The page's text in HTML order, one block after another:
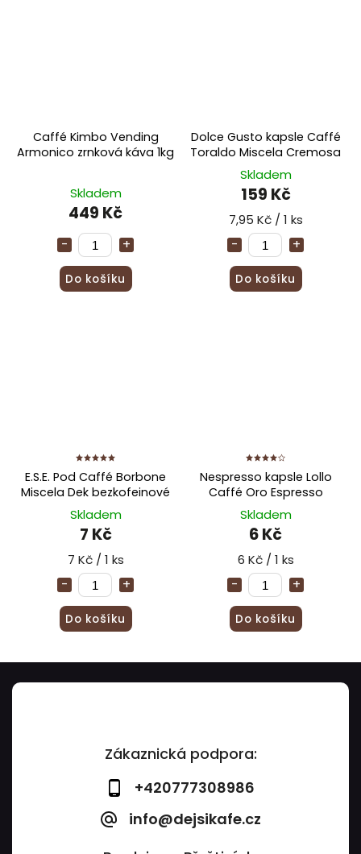
Caffé Kimbo Vending
Armonico zrnková káva 1kg
Skladem
449 Kč
Do košíku
Dolce Gusto kapsle Caffé
Toraldo Miscela Cremosa
Skladem
159 Kč
7,95 Kč / 1 ks
Do košíku
E.S.E. Pod Caffé Borbone
Miscela Dek bezkofeinové
Skladem
7 Kč
7 Kč / 1 ks
Do košíku
Nespresso kapsle Lollo
Caffé Oro Espresso
Skladem
6 Kč
6 Kč / 1 ks
Do košíku
Zákaznická podpora:
+420777308986
info@dejsikafe.cz